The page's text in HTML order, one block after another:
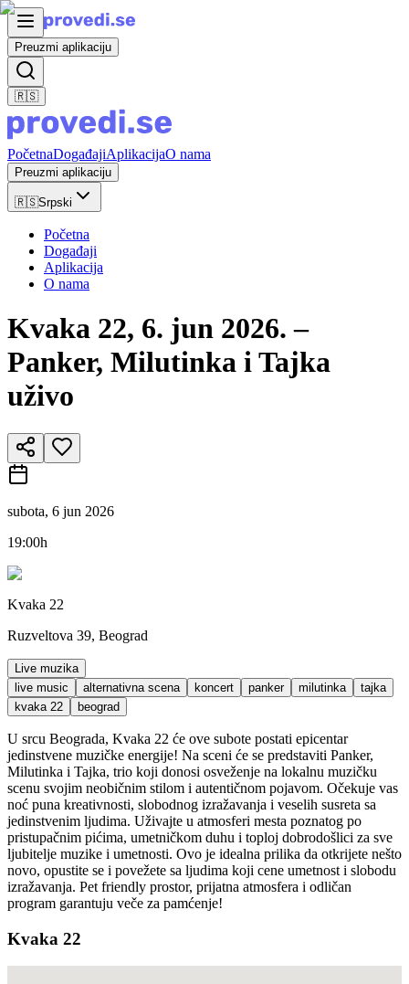
Preuzmi aplikaciju
🇷🇸
PočetnaDogađajiAplikacijaO nama
Preuzmi aplikaciju
🇷🇸Srpski
Početna
Događaji
Aplikacija
O nama
Kvaka 22, 6. jun 2026. –
Panker, Milutinka i Tajka
uživo
subota, 6 jun 2026
19:00h
Kvaka 22
Ruzveltova 39, Beograd
Live muzika
live music
alternativna scena koncert panker milutinka
tajka
kvaka 22
beograd
U srcu Beograda, Kvaka 22 će ove subote postati epicentar
jedinstvene muzičke energije! Na sceni će se predstaviti Panker,
Milutinka i Tajka, trio koji donosi osveženje na lokalnu muzičku
scenu svojim neobičnim stilom i autentičnom pojavom. Očekuje vas
noć puna kreativnosti, slobodnog izražavanja i veselih susreta sa
jedinstvenim ljudima. Uživajte u atmosferi mesta poznatog po
pristupačnim pićima, umetničkom duhu i toploj dobrodošlici za sve
ljubitelje muzike i umetnosti. Ovo je idealna prilika da otkrijete nešto
novo, opustite se i povežete sa ljudima koji cene umetnost i slobodu
izražavanja. Pet friendly prostor, prijatna atmosfera i odličan
program garantuju veče za pamćenje!
Kvaka 22